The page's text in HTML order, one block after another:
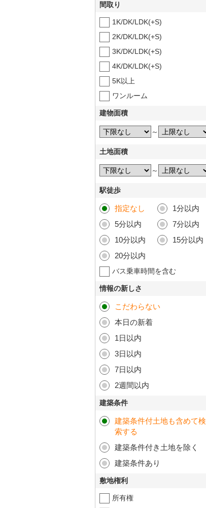
間取り
1K/DK/LDK(+S)
2K/DK/LDK(+S)
3K/DK/LDK(+S)
4K/DK/LDK(+S)
5K以上
ワンルーム
建物面積
～
土地面積
～
駅徒歩
指定なし
1分以内
5分以内
7分以内
10分以内
15分以内
20分以内
バス乗車時間を含む
情報の新しさ
こだわらない
本日の新着
1日以内
3日以内
7日以内
2週間以内
建築条件
建築条件付土地も含めて検
索する
建築条件付き土地を除く
建築条件あり
敷地権利
所有権